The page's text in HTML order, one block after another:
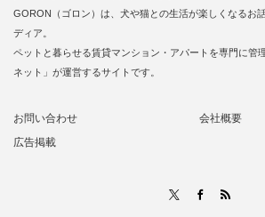
GORON（ゴロン）は、犬や猫との生活が楽しくなるお
ディア。
ペットと暮らせる賃貸マンション・アパートを専門に管
ネット」が運営するサイトです。
お問い合わせ
会社概要
広告掲載
Facebook